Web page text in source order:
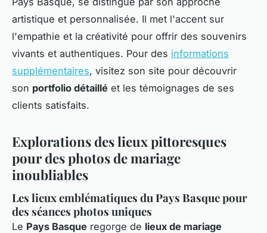
artistique et personnalisée. Il met l'accent sur
l'empathie et la créativité pour offrir des souvenirs
vivants et authentiques. Pour des informations
supplémentaires, visitez son site pour découvrir
son portfolio détaillé et les témoignages de ses
clients satisfaits.
Explorations des lieux pittoresques
pour des photos de mariage
inoubliables
Les lieux emblématiques du Pays Basque pour
des séances photos uniques
Le Pays Basque regorge de lieux de mariage